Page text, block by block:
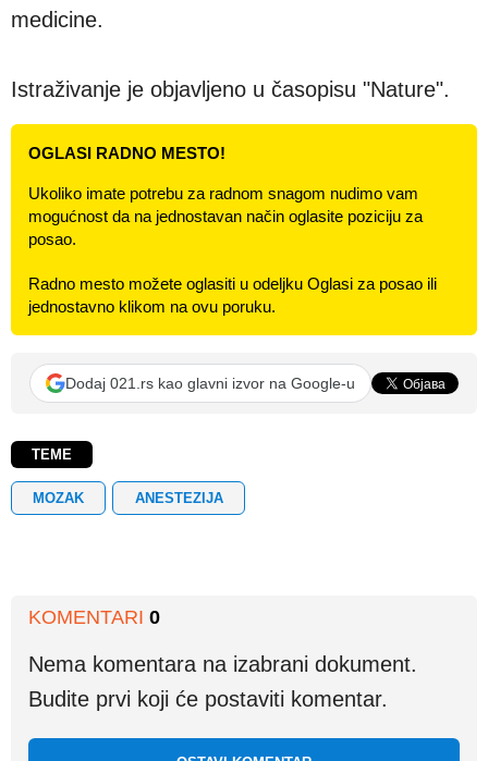
medicine.
Istraživanje je objavljeno u časopisu "Nature".
OGLASI RADNO MESTO!
Ukoliko imate potrebu za radnom snagom nudimo vam
mogućnost da na jednostavan način oglasite poziciju za
posao.
Radno mesto možete oglasiti u odeljku Oglasi za posao ili
jednostavno klikom na ovu poruku.
Dodaj 021.rs kao glavni izvor na Google-u
TEME
MOZAK ANESTEZIJA
KOMENTARI 0
Nema komentara na izabrani dokument.
Budite prvi koji će postaviti komentar.